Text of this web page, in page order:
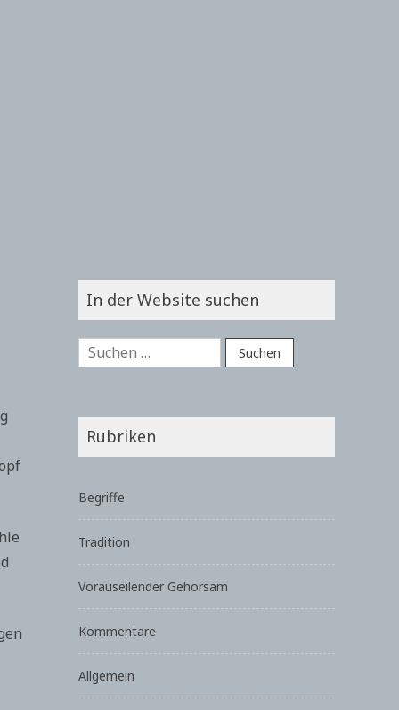
In der Website suchen
Suchen
nach:
Rubriken
Begriffe
Tradition
Vorauseilender Gehorsam
Kommentare
Allgemein